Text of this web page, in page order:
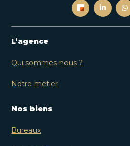
L’agence
Qui sommes-nous ?
Notre métier
Nos biens
Bureaux